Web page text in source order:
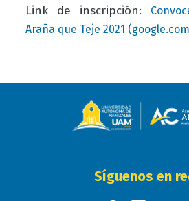
Link de inscripción:
Araña que Teje 2021
Síguenos en